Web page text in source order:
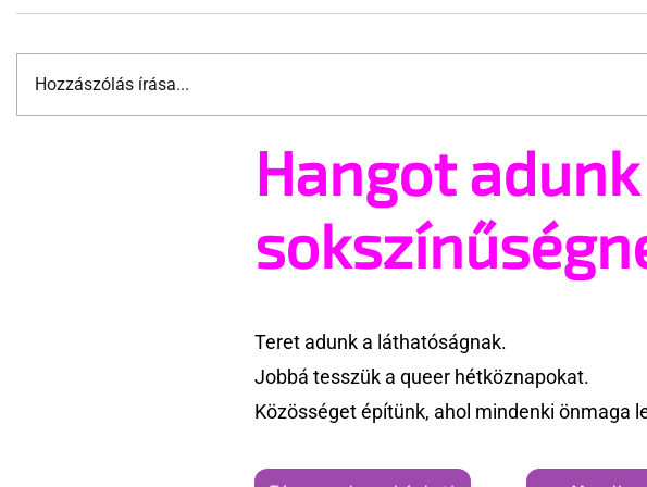
Meglepő érvek a férfiszex
Szeretnéd, ha megvizsgálna a
meleg szépségkirály?
Hozzászólás írása...
Hangot
Teret adunk a láthatóságnak.
Jobbá tesszük a queer hétköznapokat.
Közösséget építünk, ahol mindenki önmaga